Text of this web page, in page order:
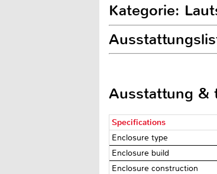
Kategorie:
Ausstattung &
Specifications
Enclosure type
Enclosure build
Enclosure construction